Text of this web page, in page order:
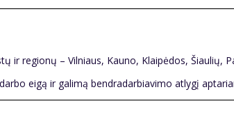
regionų – Vilniaus, Kauno, Klaipėdos, Šiaulių,
eigą ir galimą bendradarbiavimo atlygį